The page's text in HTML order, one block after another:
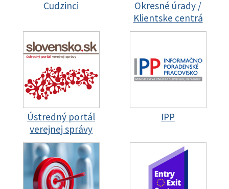
Cudzinci
Okresné úrady /
Klientske centrá
Ústredný portál
verejnej správy
IPP